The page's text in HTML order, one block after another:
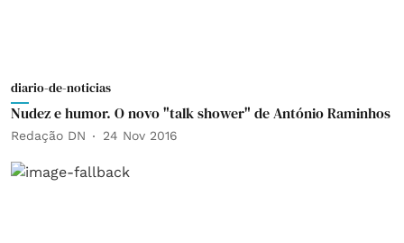
diario-de-noticias
Nudez e humor. O novo "talk shower" de António Raminhos
Redação DN 24 Nov 2016